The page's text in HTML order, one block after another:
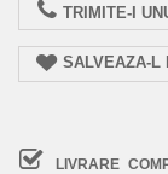
TRIMITE-I
SALVEAZA-L
LIVRARE